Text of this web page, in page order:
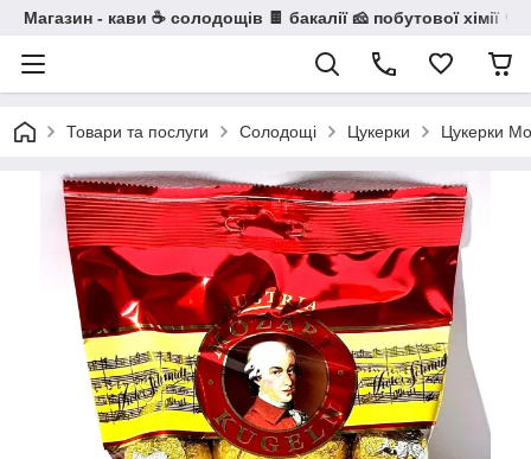
Магазин - кави ☕ солодощів 🍫 бакалії 🧀 побутової хімії 🧼
Товари та послуги Солодощі Цукерки Цукерки